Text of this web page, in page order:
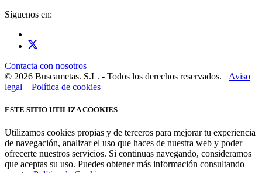
Síguenos en:
Contacta con nosotros
© 2026 Buscametas. S.L. - Todos los derechos reservados. Aviso
legal
Política de cookies
ESTE SITIO UTILIZA COOKIES
Utilizamos cookies propias y de terceros para mejorar tu experiencia
de navegación, analizar el uso que haces de nuestra web y poder
ofrecerte nuestros servicios. Si continuas navegando, consideramos
que aceptas su uso. Puedes obtener más información consultando